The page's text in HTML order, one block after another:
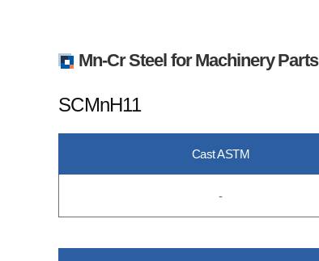
Mn-Cr Steel for Machinery Parts
SCMnH11
Cast ASTM
-